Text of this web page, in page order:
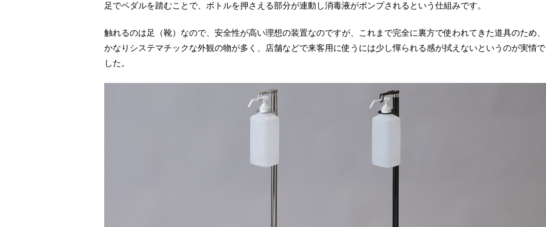
足でペダルを踏むことで、ボトルを押さえる部分が連動し消毒液がポンプされるという仕組みです。
触れるのは足（靴）なので、安全性が高い理想の装置なのですが、これまで完全に裏方で使われてきた道具のため、
かなりシステマチックな外観の物が多く、店舗などで来客用に使うには少し憚られる感が拭えないというのが実情で
した。